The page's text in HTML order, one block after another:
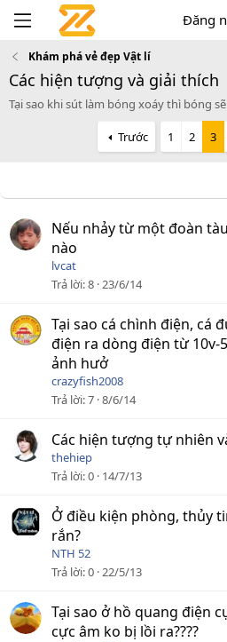
Đăng
Khám phá vẻ đẹp Vật lí
Các hiện tượng và giải thích
Tại sao khi sút làm bóng xoáy thì bóng
Trước 1 2 3
Nếu nhảy từ một đoàn
nào
lvcat
Trả lời 8 23/6/14
Tại sao cá chình điện, cá
điện ra dòng điện từ 10v-
ảnh hưở
crazyfish2008
Trả lời 7 8/6/14
Các hiện tượng tự nhiên
thehiep
Trả lời 0 14/7/13
Ở điều kiện phòng, thủy
rắn?
NTH 52
Trả lời 0 22/5/13
Tại sao ở hồ quang điện
cực âm ko bị lồi ra????